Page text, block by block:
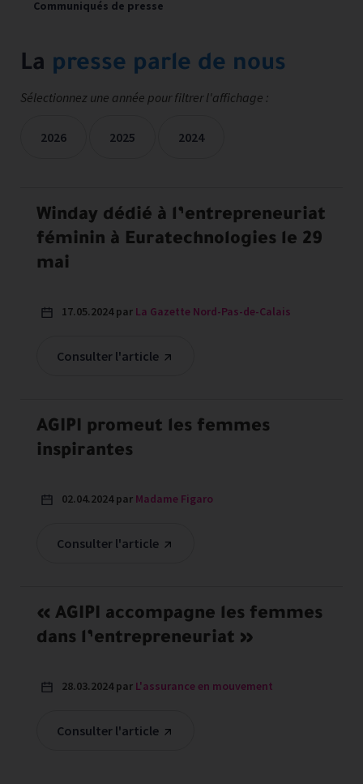
Communiqués de presse
La presse parle de nous
Sélectionnez une année pour filtrer l'affichage :
2026 2025 2024
Winday dédié à l’entrepreneuriat
féminin à Euratechnologies le 29
mai
Consulter l'article
17.05.2024 par La Gazette Nord-Pas-de-Calais
AGIPI promeut les femmes
inspirantes
Consulter l'article
02.04.2024 par Madame Figaro
« AGIPI accompagne les femmes
dans l’entrepreneuriat »
Consulter l'article
28.03.2024 par L'assurance en mouvement